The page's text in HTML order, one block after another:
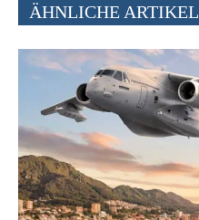
ÄHNLICHE ARTIKEL